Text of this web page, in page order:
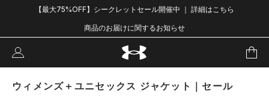
【最大75%OFF】シークレットセール開催中 ｜ 詳細はこちら
商品のお届けに関するお知らせ
ウィメンズ＋ユニセックス ジャケット｜セール